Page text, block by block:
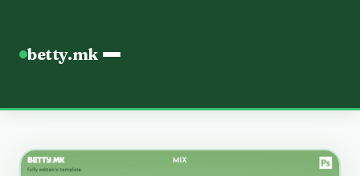
betty.mk